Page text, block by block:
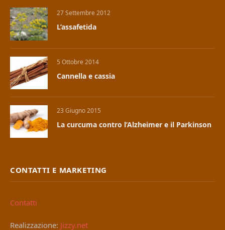
27 Settembre 2012
L’assafetida
5 Ottobre 2014
Cannella e cassia
23 Giugno 2015
La curcuma contro l’Alzheimer e il Parkinson
CONTATTI E MARKETING
Contatti
Realizzazione: Jizzy.net